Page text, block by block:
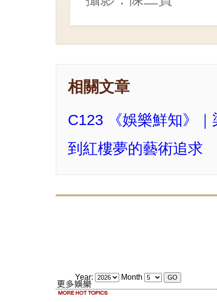
相關文章
C123 《娛樂鮮知》
到紅樓夢的藝術追求
Year: Month